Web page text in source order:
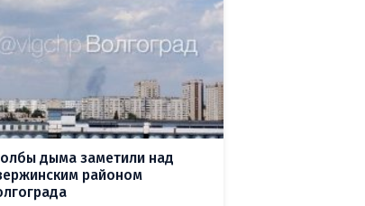
дыма заметили над
районом